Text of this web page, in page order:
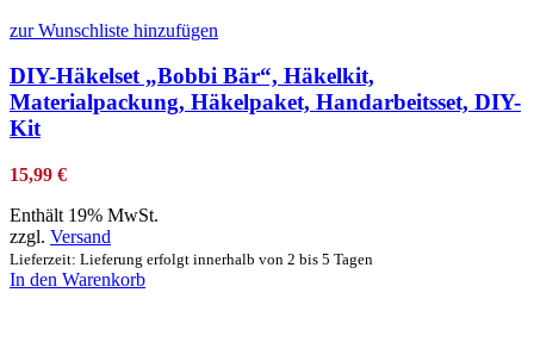
zur Wunschliste hinzufügen
DIY-Häkelset „Bobbi Bär“, Häkelkit,
Materialpackung, Häkelpaket, Handarbeitsset, DIY-
Kit
15,99 €
Enthält 19% MwSt.
zzgl. Versand
Lieferzeit: Lieferung erfolgt innerhalb von 2 bis 5 Tagen
In den Warenkorb